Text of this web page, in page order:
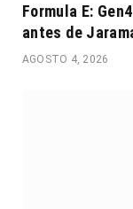
Formula E:
antes de
AGOSTO 4, 2026